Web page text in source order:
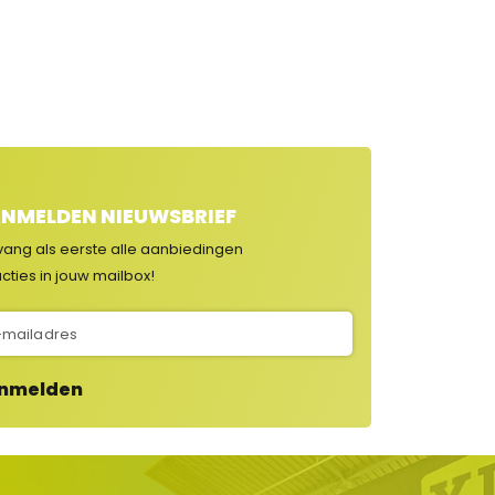
NIEUWSBRIEF
als eerste alle aanbiedingen
in jouw mailbox!